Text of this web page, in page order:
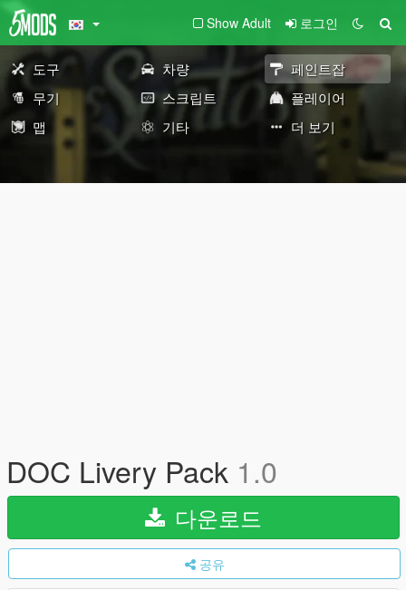
Show Adult 로그인
도구 차량
페인트잡
무기
스크립트
플레이어
맵
기타 더 보기
DOC Livery Pack 1.0
다운로드
공유